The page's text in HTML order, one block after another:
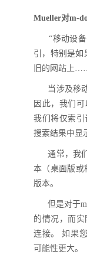
Mueller对m-
“移动设备
引，特别是如
旧的网站上
当涉及移动
因此，我们
我们将仅索引
搜索结果中显
通常，我们
本（桌面版或
版本。
但是对于
的情况，而
连接。
如果
可能性更大。